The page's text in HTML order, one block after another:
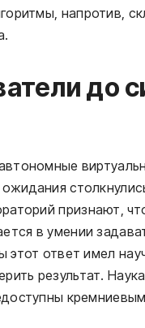
напротив,
до
признают,
в умении
этот ответ имел
результат.